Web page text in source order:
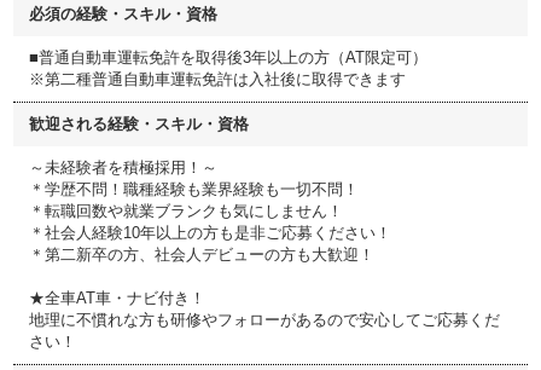
必須の経験・スキル・資格
■普通自動車運転免許を取得後3年以上の方（AT限定可）
※第二種普通自動車運転免許は入社後に取得できます
歓迎される経験・スキル・資格
～未経験者を積極採用！～
＊学歴不問！職種経験も業界経験も一切不問！
＊転職回数や就業ブランクも気にしません！
＊社会人経験10年以上の方も是非ご応募ください！
＊第二新卒の方、社会人デビューの方も大歓迎！
★全車AT車・ナビ付き！
地理に不慣れな方も研修やフォローがあるので安心してご応募くだ
さい！